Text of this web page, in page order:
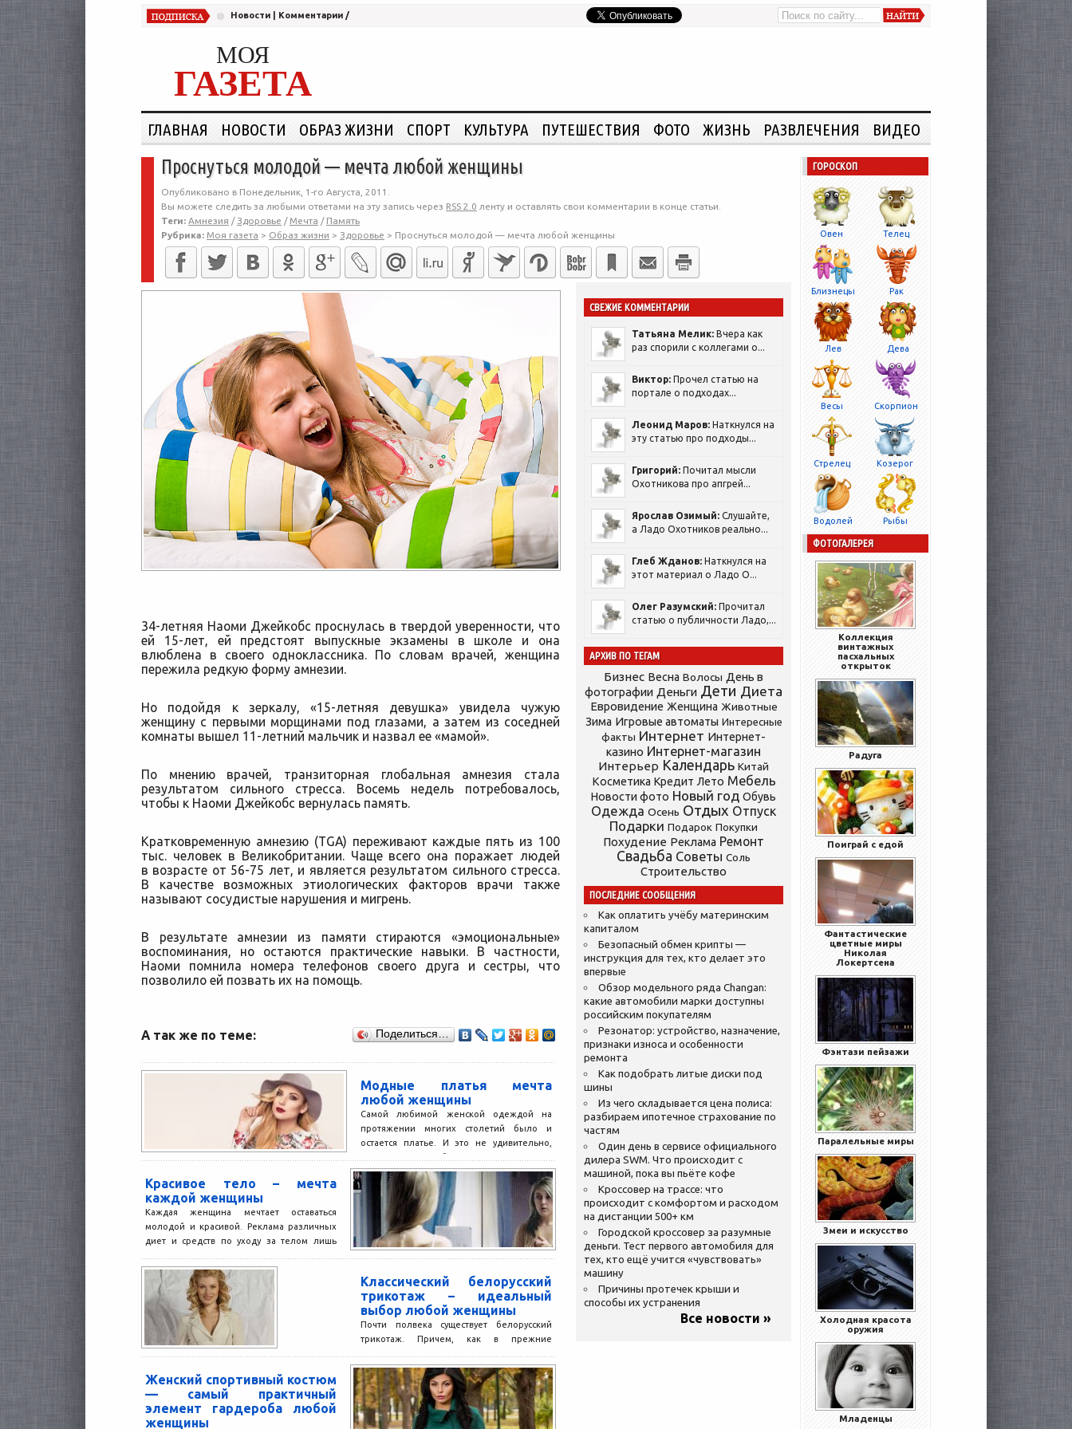
Новости Комментарии /
МОЯ
ГАЗЕТА
ГЛАВНАЯ НОВОСТИ ОБРАЗ ЖИЗНИ СПОРТ КУЛЬТУРА ПУТЕШЕСТВИЯ ФОТО ЖИЗНЬ РАЗВЛЕЧЕНИЯ ВИДЕО
Проснуться молодой — мечта любой женщины
Опубликовано в Понедельник, 1-го Августа, 2011.
Вы можете следить за любыми ответами на эту запись через RSS 2.0 ленту и оставлять свои комментарии в конце статьи.
Теги: Амнезия / Здоровье / Мечта / Память
Рубрика: Моя газета > Образ жизни > Здоровье > Проснуться молодой — мечта любой женщины
34-летняя Наоми Джейкобс проснулась в твердой уверенности, что
ей 15-лет, ей предстоят выпускные экзамены в школе и она
влюблена в своего одноклассника. По словам врачей, женщина
пережила редкую форму амнезии.
Но подойдя к зеркалу, «15-летняя девушка» увидела чужую
женщину с первыми морщинами под глазами, а затем из соседней
комнаты вышел 11-летний мальчик и назвал ее «мамой».
По мнению врачей, транзиторная глобальная амнезия стала
результатом сильного стресса. Восемь недель потребовалось,
чтобы к Наоми Джейкобс вернулась память.
Кратковременную амнезию (TGA) переживают каждые пять из 100
тыс. человек в Великобритании. Чаще всего она поражает людей
в возрасте от 56-75 лет, и является результатом сильного стресса.
В качестве возможных этиологических факторов врачи также
называют сосудистые нарушения и мигрень.
В результате амнезии из памяти стираются «эмоциональные»
воспоминания, но остаются практические навыки. В частности,
Наоми помнила номера телефонов своего друга и сестры, что
позволило ей позвать их на помощь.
А так же по теме: Поделиться…
Модные платья мечта
любой женщины
Самой любимой женской одеждой на
протяжении многих столетий было и
остается платье. И это не удивительно,
ведь платье способно раскрыть...
Красивое тело – мечта
каждой женщины
Каждая женщина мечтает оставаться
молодой и красивой. Реклама различных
диет и средств по уходу за телом лишь
Классический белорусский
трикотаж – идеальный
выбор любой женщины
Почти полвека существует белорусский
трикотаж. Причем, как в прежние
Белоруссии стремятся сделать все
возможное для...
Женский спортивный костюм
— самый практичный
элемент гардероба любой
женщины
СВЕЖИЕ КОММЕНТАРИИ
Татьяна Мелик: Вчера как
раз спорили с коллегами о...
Виктор: Прочел статью на
портале о подходах...
Леонид Маров: Наткнулся на
эту статью про подходы...
Григорий: Почитал мысли
Охотникова про апгрей...
Ярослав Озимый: Слушайте,
а Ладо Охотников реально...
Глеб Жданов: Наткнулся на
этот материал о Ладо О...
Олег Разумский: Прочитал
статью о публичности Ладо,...
АРХИВ ПО ТЕГАМ
Бизнес Весна Волосы День в
фотографии Деньги Дети Диета
Евровидение Женщина Животные
Зима Игровые автоматы Интересные
факты Интернет Интернет-
казино Интернет-магазин
Интерьер Календарь Китай
Косметика Кредит Лето Мебель
Новости фото Новый год Обувь
Одежда Осень Отдых Отпуск
Подарки Подарок Покупки
Похудение Реклама Ремонт
Свадьба Советы Соль
Строительство
ПОСЛЕДНИЕ СООБЩЕНИЯ
Как оплатить учёбу материнским
капиталом
Безопасный обмен крипты —
инструкция для тех, кто делает это
впервые
Обзор модельного ряда Changan:
какие автомобили марки доступны
российским покупателям
Резонатор: устройство, назначение,
признаки износа и особенности
ремонта
Как подобрать литые диски под
шины
Из чего складывается цена полиса:
разбираем ипотечное страхование по
частям
Один день в сервисе официального
дилера SWM. Что происходит с
машиной, пока вы пьёте кофе
Кроссовер на трассе: что
происходит с комфортом и расходом
на дистанции 500+ км
Городской кроссовер за разумные
деньги. Тест первого автомобиля для
тех, кто ещё учится «чувствовать»
машину
Причины протечек крыши и
способы их устранения
Все новости »
ГОРОСКОП
Овен Телец
Близнецы Рак
Лев Дева
Весы Скорпион
Стрелец Козерог
Водолей Рыбы
ФОТОГАЛЕРЕЯ
Коллекция
винтажных
пасхальных
открыток
Радуга
Поиграй с едой
Фантастические
цветные миры
Николая
Локертсена
Фэнтази пейзажи
Паралельные миры
Змеи и искусство
Холодная красота
оружия
Младенцы